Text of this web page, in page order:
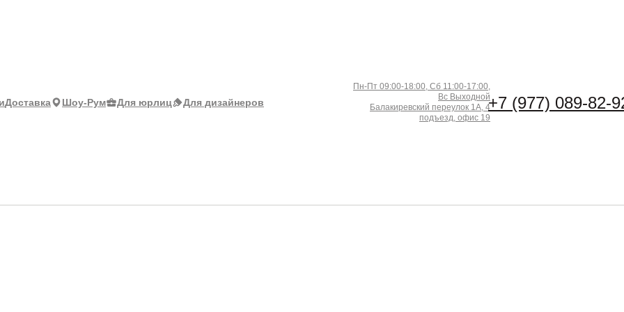
Доставка Шоу-Рум Для юрлиц Для дизайнеров
Пн-Пт 09:00-18:00, Сб 11:00-17:00,
Вс Выходной
Балакиревский переулок 1А, 4
подъезд, офис 19
+7 (977) 089-82-